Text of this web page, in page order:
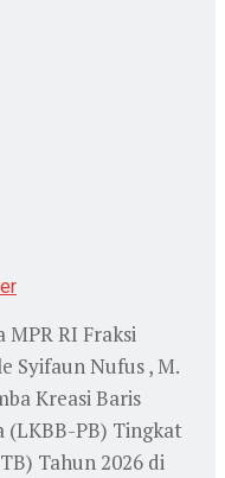
MPR RI Fraksi
Syifaun Nufus , M.
Kreasi Baris
(LKBB-PB) Tingkat
Tahun 2026 di